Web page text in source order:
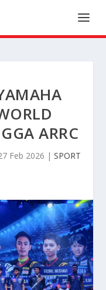
ARRC
Feb 2026 | SPORT